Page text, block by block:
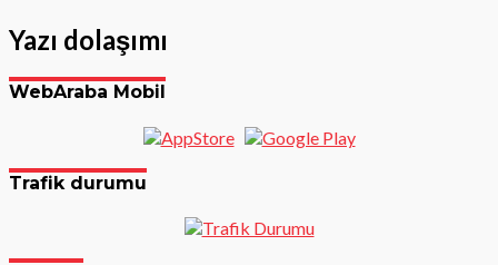
Yazı dolaşımı
WebAraba Mobil
Trafik durumu